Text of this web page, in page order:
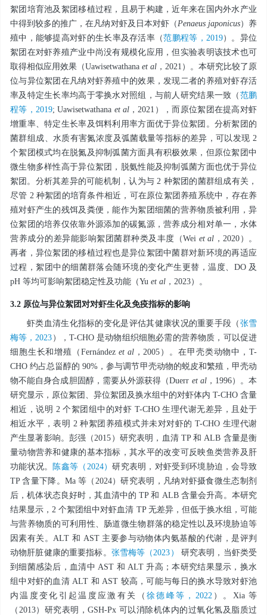
絮团培育池及絮团移植过程，且易于构建，近年来在国内外水产业
中得到较多的推广，在凡纳对虾及日本对虾（ Penaeus japonicus）养
殖中，能够提高对虾的生长率及存活率（范鹏程等，2019）。异位
絮团在对虾养殖产业中尚没有规模化应用，但实验表明该技术也可
取得相似应用效果（Uawisetwathana et al ，2021）。本研究比较了原
位与异位絮团在凡纳对虾养殖中的效果，发现二者的养殖对虾存活
率及特定生长率均高于零换水对照组，与前人研究结果一致（ 范鹏
程等，2019; Uawisetwathana et al，2021），而原位絮团在提高对虾
增重率、特定生长率及饵料利用率方面优于异位絮团。分析絮团的
菌群组成、水质有害氮浓度及弧菌载量等指标的差异，可以发现 2
个絮团模式均在脱氮及抑制弧菌方面具有积极效果，但原位絮团中
微生物多样性高于异位絮团，脱氨性能及抑制弧菌方面也优于异位
絮团。分析其差异的可能机制，认为与 2 种絮团的菌群组成有关，
尽管 2 种絮团的培育条件相近，可在原位絮团养殖系统中，存在养
殖对虾产生的残饵及粪便，能作为絮团细菌的营养物质被利用，异
位絮团的培养仅依靠外源添加的碳氮源，营养成分相对单一，水体
营养成分的差异能影响絮团菌群种类及丰度（Wei et al ，2020）。
再者，异位絮团的移植过程也是异位絮团中菌群对新环境的再适应
过程，絮团中的细菌群落会随环境的变化产生更替，温度、DO 及
pH 等均可影响絮团稳定性及功能（Yu et al ，2023）。
3.2 原位与异位絮团对对虾生化及免疫指标的影响
虾类血清生化指标的变化是评估其健康状况的重要手段（ 张雪
梅等，2023 ），T-CHO 是动物组织细胞必需的营养物质，可以促进
细胞生长和增殖（Fernández et al，2005）。在甲壳类动物中，T-
CHO 约占总甾醇的 90%，参与调节甲壳动物的蜕皮和繁殖，甲壳动
物不能自身合成胆固醇，需要从外源获得（Duerr et al，1996）。本
研究显示，原位絮团、异位絮团及换水组中的对虾体内 T-CHO 含量
相近，说明 2 个絮团组中的对虾 T-CHO 生理代谢无差异，且处于
相近水平，表明 2 种絮团养殖模式并未对对虾的 T-CHO 生理代谢
产生显著影响。彭强（2015）研究表明，血清 TP 和 ALB 含量是衡
量动物营养和健康的基本指标，其水平的改变可反映鱼类营养及肝
功能状况。
陈鑫等（2024）研究表明，对虾受到环境胁迫，会导致
TP 含量下降。Ma 等（2024）研究表明，凡纳对虾摄食微生态制剂
后，机体状态良好时，其血清中的 TP 和 ALB 含量会升高。本研究
结果显示，2 个絮团组中对虾血清 TP 无差异，但低于换水组，可能
与营养物质的可利用性、肠道微生物群落的稳定性以及环境胁迫等
因素有关。ALT 和 AST 主要参与动物体内氨基酸的代谢，是评判
动物肝脏健康的重要指标。 张雪梅等（2023）
研究表明，当虾类受
到细菌感染后，血清中 AST 和 ALT 升高；本研究结果显示，换水
组中对虾的血清 ALT 和 AST 较高，可能与每日的换水导致对虾池
内温度变化引起温度应激有关（ 徐德峰等，2022 ）。Xia 等
（2013）研究表明，GSH-Px 可以消除机体内的过氧化氢及脂质过